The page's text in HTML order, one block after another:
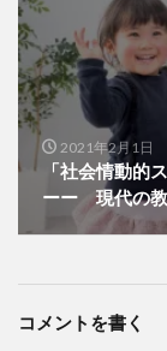
2021年2月1日
「社会情動
ーー 現代の
コメントを書く